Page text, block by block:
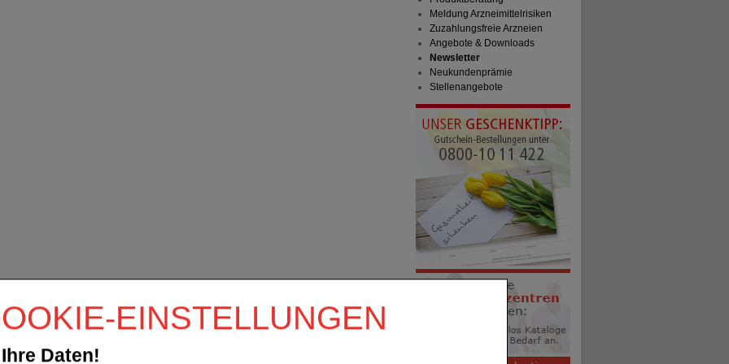
EINSTELLUNGEN
Daten!
Meldung Arzneimittelrisiken
Zuzahlungsfreie Arzneien
Angebote & Downloads
Newsletter
Neukundenprämie
Stellenangebote